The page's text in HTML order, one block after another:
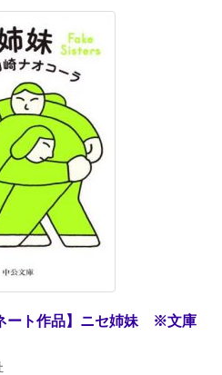
ート作品】ニセ姉妹 ※文庫